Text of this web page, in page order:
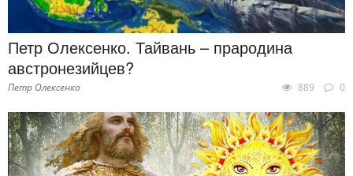
Петр Олексенко. Тайвань – прародина
австронезийцев?
Петр Олексенко 889 0